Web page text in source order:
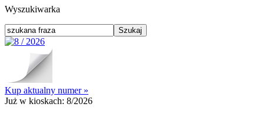
Wyszukiwarka
Kup aktualny numer »
Już w kioskach: 8/2026